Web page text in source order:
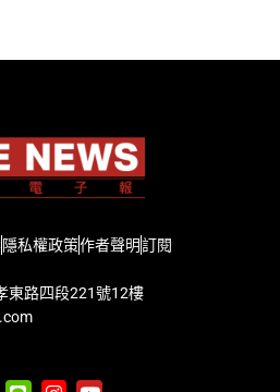
隱私權政策作者聲明訂閱
東路四段221號12樓